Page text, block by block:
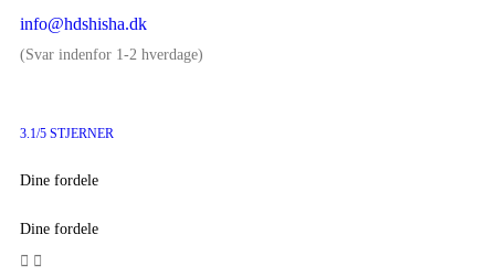
info@hdshisha.dk
(Svar indenfor 1-2 hverdage)
3.1/5 STJERNER
Dine fordele
Dine fordele
 